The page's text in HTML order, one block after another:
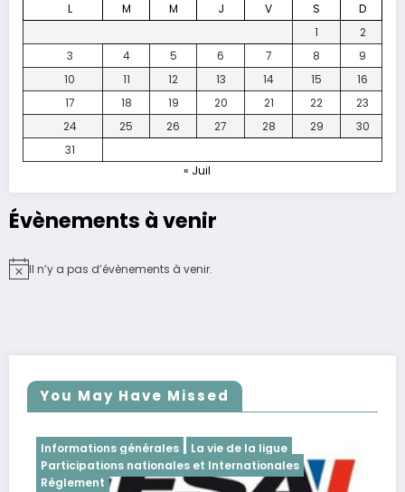
L
M M J V S
D
1
2
3
4 5 6 7 8
9
10
11 12 13 14 15
16
17
18 19 20 21 22
23
24
25 26 27 28 29
30
31
« Juil
Évènements à venir
NoticeIl n’y a pas d’évènements à venir.
You May Have Missed
Informations générales
La vie de la ligue
Participations nationales et Internationales
Réglement